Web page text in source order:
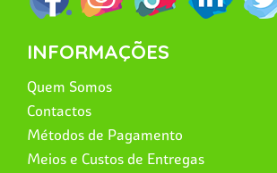
INFORMAÇÕES
Quem Somos
Contactos
Métodos de Pagamento
Meios e Custos de Entregas